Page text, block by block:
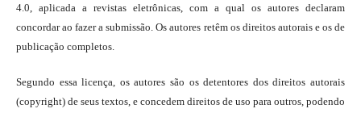
4.0, aplicada a revistas eletrônicas, com a qual os autores declaram
concordar ao fazer a submissão. Os autores retêm os direitos autorais e os de
publicação completos.
Segundo essa licença, os autores são os detentores dos direitos autorais
(copyright) de seus textos, e concedem direitos de uso para outros, podendo